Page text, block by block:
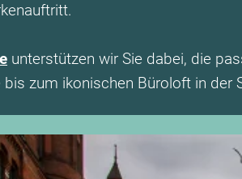
unterstützen wir Sie dabei, die
bis zum ikonischen Büroloft in der